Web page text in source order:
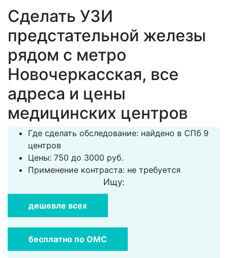
Сделать УЗИ
предстательной железы
рядом с метро
Новочеркасская, все
адреса и цены
медицинских центров
Где сделать обследование: найдено в СПб 9
центров
Цены: 750 до 3000 руб.
Применение контраста: не требуется
Ищу:
дешевле всех
бесплатно по ОМС